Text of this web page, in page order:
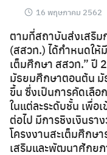
16 พฤษภาคม 2562
ตามที่สถาบันส่งเสริม
(สสวท.) ได้กำหนดให้
เต็มศึกษา สสวท.” ปี
มัธยมศึกษาตอนต้น มั
ขึ้น ซึ่งเป็นการคัดเลื
ในแต่ละระดับชั้น เพื่อ
ต่อไป มีการชิงเงินรา
โครงงานสะเต็มศึกษ
เสริมและพัฒนาศักยภ